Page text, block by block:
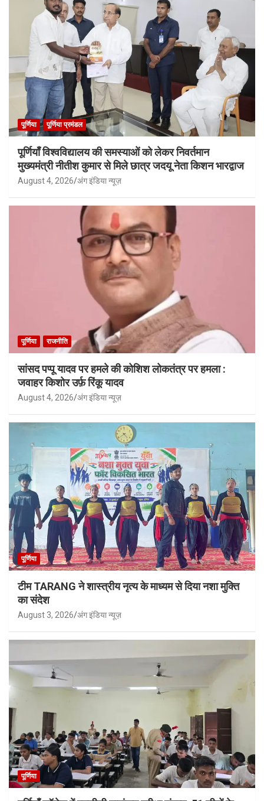
पूर्णिया पूर्णिया प्रमंडल
पूर्णियाँ विश्वविद्यालय की समस्याओं को लेकर निवर्तमान
मुख्यमंत्री नीतीश कुमार से मिले छात्र जदयू नेता किशन भारद्वाज
August 4, 2026 अंग इंडिया न्यूज़
पूर्णिया राजनीति
सांसद पप्पू यादव पर हमले की कोशिश लोकतंत्र पर हमला :
जवाहर किशोर उर्फ़ रिंकू यादव
August 4, 2026 अंग इंडिया न्यूज़
पूर्णिया
टीम TARANG ने शास्त्रीय नृत्य के माध्यम से दिया नशा मुक्ति
का संदेश
August 3, 2026 अंग इंडिया न्यूज़
पूर्णिया